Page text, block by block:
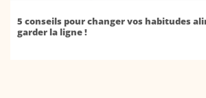
5 conseils pour changer vos habitudes
garder la ligne !